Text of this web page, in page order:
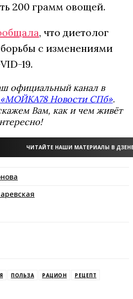
200 грамм овощей.
, что диетолог
с изменениями
19.
официальный канал в
«МОЙКА78 Новости СПб».
Вам, как и чем живёт
ЧИТАЙТЕ НАШИ МАТЕРИАЛЫ В
ПОЛЬЗА РАЦИОН РЕЦЕПТ